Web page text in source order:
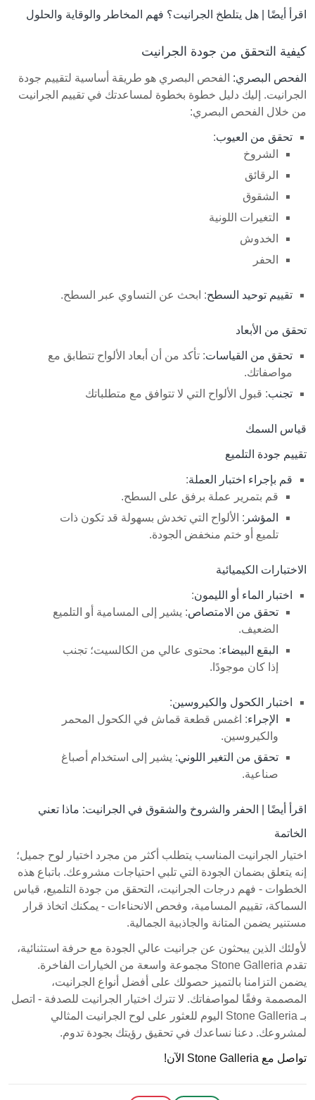
اقرأ أيضًا | هل يتلطخ الجرانيت؟ فهم المخاطر والوقاية والحلول
كيفية التحقق من جودة الجرانيت
الفحص البصري: الفحص البصري هو طريقة أساسية لتقييم جودة
الجرانيت. إليك دليل خطوة بخطوة لمساعدتك في تقييم الجرانيت
من خلال الفحص البصري:
تحقق من العيوب:
الشروخ
الرقائق
الشقوق
التغيرات اللونية
الخدوش
الحفر
تقييم توحيد السطح: ابحث عن التساوي عبر السطح.
تحقق من الأبعاد
تحقق من القياسات: تأكد من أن أبعاد الألواح تتطابق مع
مواصفاتك.
تجنب: قبول الألواح التي لا تتوافق مع متطلباتك
قياس السمك
تقييم جودة التلميع
قم بإجراء اختبار العملة:
قم بتمرير عملة برفق على السطح.
المؤشر : الألواح التي تخدش بسهولة قد تكون ذات
تلميع أو ختم منخفض الجودة.
الاختبارات الكيميائية
اختبار الماء أو الليمون:
تحقق من الامتصاص: يشير إلى المسامية أو التلميع
الضعيف.
البقع البيضاء: محتوى عالي من الكالسيت؛ تجنب
إذا كان موجودًا.
اختبار الكحول والكيروسين:
الإجراء: اغمس قطعة قماش في الكحول المحمر
والكيروسين.
تحقق من التغير اللوني: يشير إلى استخدام أصباغ
صناعية.
اقرأ أيضًا |
الحفر والشروخ والشقوق في الجرانيت: ماذا تعني
الخاتمة
اختيار الجرانيت المناسب يتطلب أكثر من مجرد اختيار لوح جميل؛
إنه يتعلق بضمان الجودة التي تلبي احتياجات مشروعك. باتباع هذه
الخطوات - فهم درجات الجرانيت، التحقق من جودة التلميع، قياس
السماكة، تقييم المسامية، وفحص الانحناءات - يمكنك اتخاذ قرار
مستنير يضمن المتانة والجاذبية الجمالية.
لأولئك الذين يبحثون عن جرانيت عالي الجودة مع حرفة استثنائية،
تقدم Stone Galleria مجموعة واسعة من الخيارات الفاخرة.
يضمن التزامنا بالتميز حصولك على أفضل أنواع الجرانيت،
المصممة وفقًا لمواصفاتك. لا تترك اختيار الجرانيت للصدفة - اتصل
بـ Stone Galleria اليوم للعثور على لوح الجرانيت المثالي
لمشروعك. دعنا نساعدك في تحقيق رؤيتك بجودة تدوم.
تواصل مع Stone Galleria الآن!